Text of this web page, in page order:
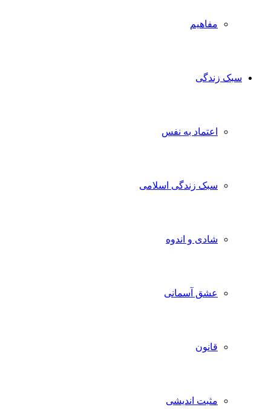
مفاهیم
سبک زندگی
اعتماد به نفس
سبک زندگی اسلامی
شادی و اندوه
عشق آسمانی
قانون
مثبت اندیشی